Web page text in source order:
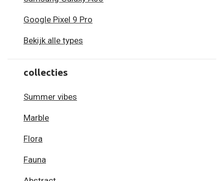
Google Pixel 9 Pro
Bekijk alle types
collecties
Summer vibes
Marble
Flora
Fauna